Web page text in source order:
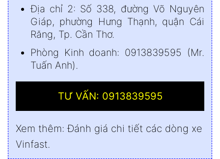
Địa chỉ 2: Số 338, đường Võ Nguyên
Giáp, phường Hưng Thạnh, quận Cái
Răng, Tp. Cần Thơ.
Phòng Kinh doanh: 0913839595 (Mr.
Tuấn Anh).
TƯ VẤN: 0913839595
Xem thêm:Đánh giá chi tiết các dòng xe
Vinfast.